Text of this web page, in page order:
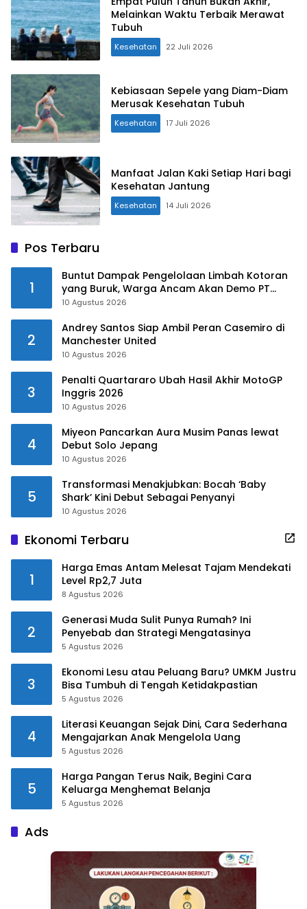
Melainkan Waktu Terbaik Merawat
Tubuh
Kesehatan 22 Juli 2026
Kebiasaan Sepele yang Diam-Diam
Merusak Kesehatan Tubuh
Kesehatan 17 Juli 2026
Manfaat Jalan Kaki Setiap Hari bagi
Kesehatan Jantung
Kesehatan 14 Juli 2026
Pos Terbaru
1
Buntut Dampak Pengelolaan Limbah Kotoran
yang Buruk, Warga Ancam Akan Demo PT
Nusa Farm Purwakarta
10 Agustus 2026
2
Andrey Santos Siap Ambil Peran Casemiro di
Manchester United
10 Agustus 2026
3
Penalti Quartararo Ubah Hasil Akhir MotoGP
Inggris 2026
10 Agustus 2026
4
Miyeon Pancarkan Aura Musim Panas lewat
Debut Solo Jepang
10 Agustus 2026
5
Transformasi Menakjubkan: Bocah ‘Baby
Shark’ Kini Debut Sebagai Penyanyi
10 Agustus 2026
Ekonomi Terbaru
1
Harga Emas Antam Melesat Tajam Mendekati
Level Rp2,7 Juta
8 Agustus 2026
2
Generasi Muda Sulit Punya Rumah? Ini
Penyebab dan Strategi Mengatasinya
5 Agustus 2026
3
Ekonomi Lesu atau Peluang Baru? UMKM Justru
Bisa Tumbuh di Tengah Ketidakpastian
5 Agustus 2026
4
Literasi Keuangan Sejak Dini, Cara Sederhana
Mengajarkan Anak Mengelola Uang
5 Agustus 2026
5
Harga Pangan Terus Naik, Begini Cara
Keluarga Menghemat Belanja
5 Agustus 2026
Ads